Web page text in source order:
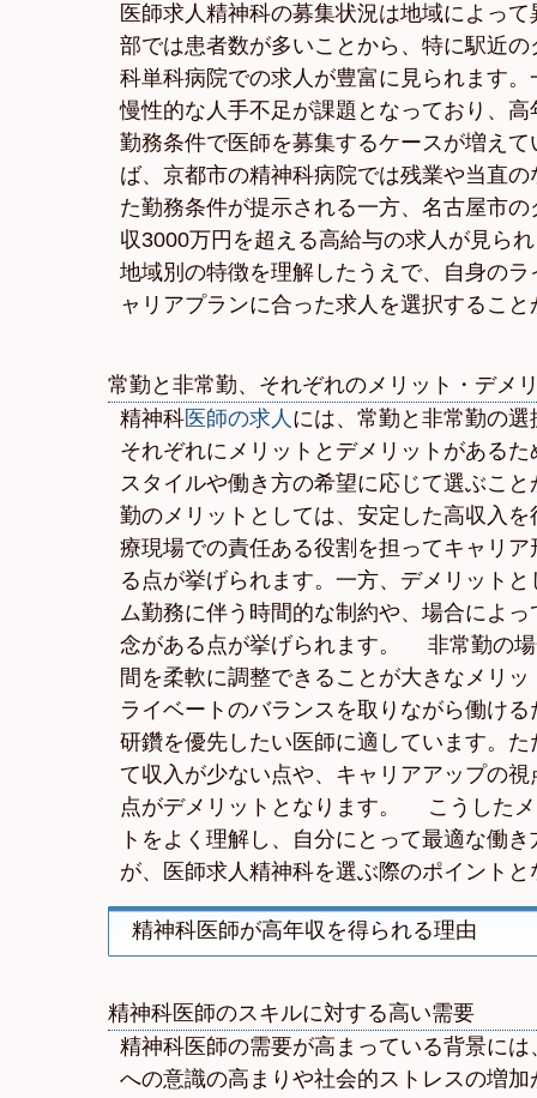
医師求人精神科の募集状況は地域によっ
部では患者数が多いことから、特に駅近
科単科病院での求人が豊富に見られます
慢性的な人手不足が課題となっており、
勤務条件で医師を募集するケースが増え
ば、京都市の精神科病院では残業や当直
た勤務条件が提示される一方、名古屋市
収3000万円を超える高給与の求人が見ら
地域別の特徴を理解したうえで、自身の
ャリアプランに合った求人を選択するこ
常勤と非常勤、それぞれのメリット・デメ
精神科医師の求人 には、常勤と非常勤の
それぞれにメリットとデメリットがある
スタイルや働き方の希望に応じて選ぶこ
勤のメリットとしては、安定した高収入
療現場での責任ある役割を担ってキャリ
る点が挙げられます。一方、デメリット
ム勤務に伴う時間的な制約や、場合によ
念がある点が挙げられます。 非常勤の
間を柔軟に調整できることが大きなメリ
ライベートのバランスを取りながら働け
研鑽を優先したい医師に適しています。
て収入が少ない点や、キャリアアップの
点がデメリットとなります。 こうした
トをよく理解し、自分にとって最適な働
が、医師求人精神科を選ぶ際のポイントと
精神科医師が高年収を得られる理由
精神科医師のスキルに対する高い需要
精神科医師の需要が高まっている背景に
への意識の高まりや社会的ストレスの増